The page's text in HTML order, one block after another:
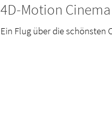
4D-Motion
Ein Flug über die schönsten